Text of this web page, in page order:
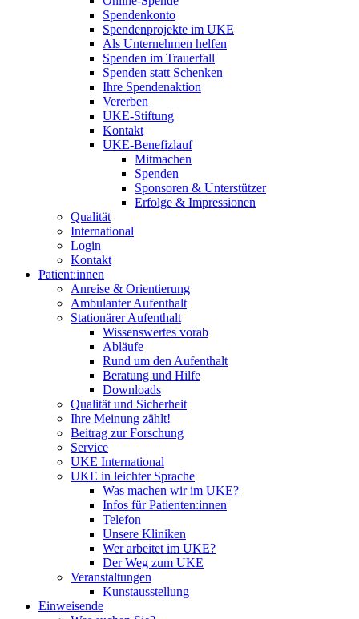
Spendenkonto
Spendenprojekte im UKE
Als Unternehmen helfen
Spenden im Trauerfall
Spenden statt Schenken
Ihre Spendenaktion
Vererben
UKE-Stiftung
Kontakt
UKE-Benefizlauf
Mitmachen
Spenden
Sponsoren & Unterstützer
Erfolge & Impressionen
Qualität
International
Login
Kontakt
Patient:innen
Anreise & Orientierung
Ambulanter Aufenthalt
Stationärer Aufenthalt
Wissenswertes vorab
Abläufe
Rund um den Aufenthalt
Beratung und Hilfe
Downloads
Qualität und Sicherheit
Ihre Meinung zählt!
Beitrag zur Forschung
Service
UKE International
UKE in leichter Sprache
Was machen wir im UKE?
Infos für Patienten:innen
Telefon
Unsere Kliniken
Wer arbeitet im UKE?
Der Weg zum UKE
Veranstaltungen
Kunstausstellung
Einweisende